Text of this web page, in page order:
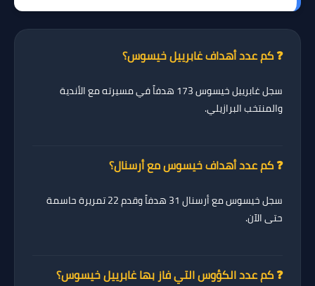
❓ كم عدد أهداف غابرييل خيسوس؟
سجل غابرييل خيسوس173 هدفاً
في مسيرته مع الأندية
والمنتخب البرازيلي.
❓ كم عدد أهداف خيسوس مع أرسنال؟
سجل خيسوس مع أرسنال31 هدفاً وقدم22 تمريرة حاسمة
حتى الآن.
❓ كم عدد الكؤوس التي فاز بها غابرييل خيسوس؟